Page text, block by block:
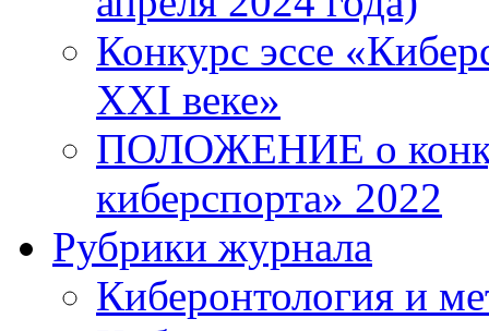
Конкурс эссе
XXI веке»
ПОЛОЖЕНИЕ о
киберспорта» 2022
Рубрики журнала
Киберонтология и